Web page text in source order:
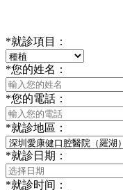
*就診項目：
*您的姓名：
*您的電話：
*就診地區：
*就診日期：
*就診时间：